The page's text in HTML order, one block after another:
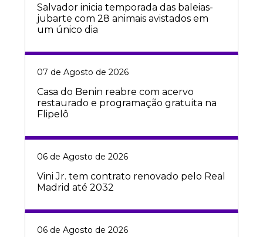
Salvador inicia temporada das baleias-
jubarte com 28 animais avistados em
um único dia
07 de Agosto de 2026
Casa do Benin reabre com acervo
restaurado e programação gratuita na
Flipelô
06 de Agosto de 2026
Vini Jr. tem contrato renovado pelo Real
Madrid até 2032
06 de Agosto de 2026